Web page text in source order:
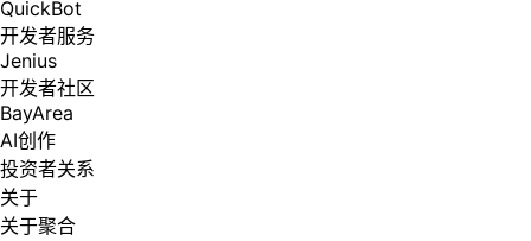
QuickBot
开发者服务
Jenius
开发者社区
BayArea
AI创作
投资者关系
关于
关于聚合